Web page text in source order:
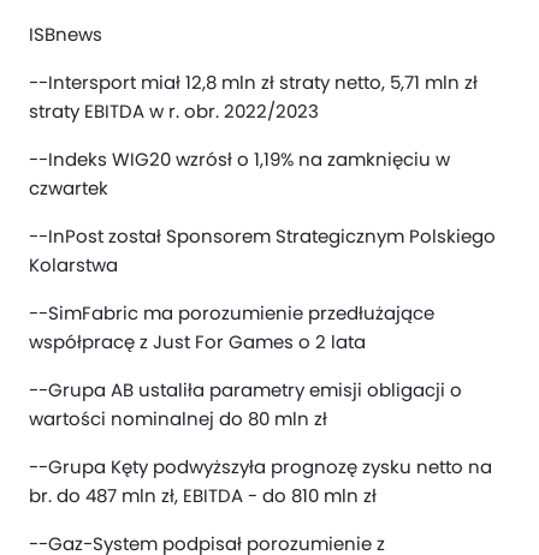
ISBnews
--Intersport miał 12,8 mln zł straty netto, 5,71 mln zł
straty EBITDA w r. obr. 2022/2023
--Indeks WIG20 wzrósł o 1,19% na zamknięciu w
czwartek
--InPost został Sponsorem Strategicznym Polskiego
Kolarstwa
--SimFabric ma porozumienie przedłużające
współpracę z Just For Games o 2 lata
--Grupa AB ustaliła parametry emisji obligacji o
wartości nominalnej do 80 mln zł
--Grupa Kęty podwyższyła prognozę zysku netto na
br. do 487 mln zł, EBITDA - do 810 mln zł
--Gaz-System podpisał porozumienie z